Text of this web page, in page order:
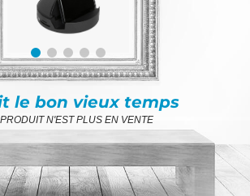
le bon vieux temps
N'EST PLUS EN VENTE